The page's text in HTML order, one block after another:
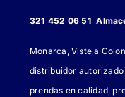
321 452 06 51
Monarca, Viste a
distribuidor
prendas en calidad,